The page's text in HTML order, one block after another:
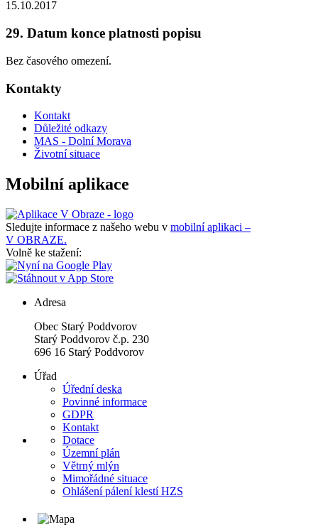
15.10.2017
29. Datum konce platnosti popisu
Bez časového omezení.
Kontakty
Kontakt
Důležité odkazy
MAS - Dolní Morava
Životní situace
Mobilní aplikace
Sledujte informace z našeho webu v mobilní aplikaci –
V OBRAZE.
Volně ke stažení:
Adresa
Obec Starý Poddvorov
Starý Poddvorov č.p. 230
696 16 Starý Poddvorov
Úřad
Úřední deska
Povinné informace
GDPR
Kontakt
Dotace
Územní plán
Větrný mlýn
Mimořádné situace
Ohlášení pálení klestí HZS